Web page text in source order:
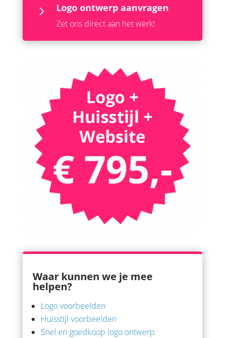
5 Logo ontwerp aanvragen
Zet ons direct aan het werk!
Waar kunnen we je mee
helpen?
Logo voorbeelden
Huisstijl voorbeelden
Snel en goedkoop logo ontwerp